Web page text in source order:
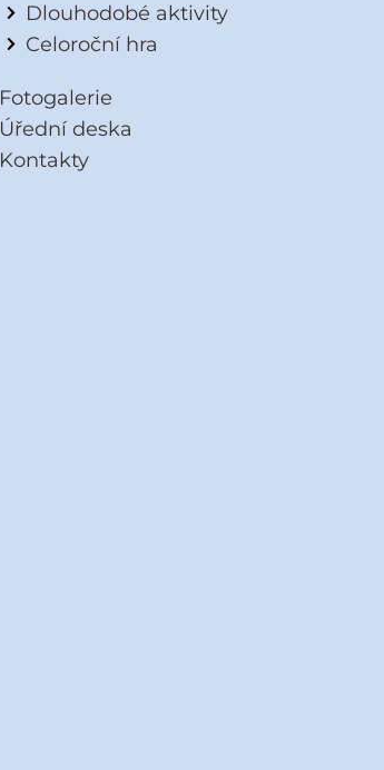
Dlouhodobé aktivity
Celoroční hra
Fotogalerie
Úřední deska
Kontakty